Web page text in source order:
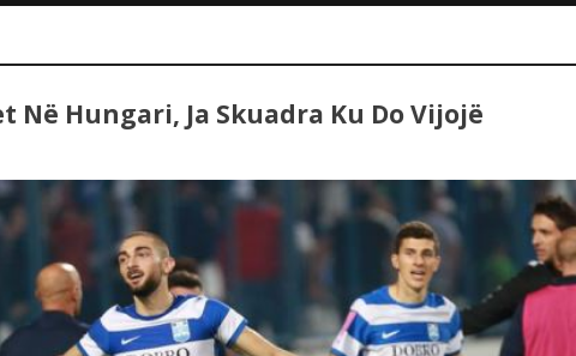
Në Hungari, Ja Skuadra Ku Do Vijojë